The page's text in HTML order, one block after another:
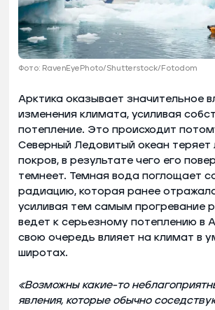
Фото: RavenEyePhoto/Shutterstock/Fotodom
Арктика оказывает значительное
изменения климата, усиливая
потепление. Это происходит
Северный Ледовитый океан теряет
покров, в результате чего его
темнеет. Темная вода поглощает
радиацию, которая ранее
усиливая тем самым прогревание
ведет к серьезному потеплению в
свою очередь влияет на климат в
широтах.
«Возможны какие-то
явления, которые обычно